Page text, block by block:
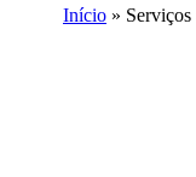
Início » Serviços